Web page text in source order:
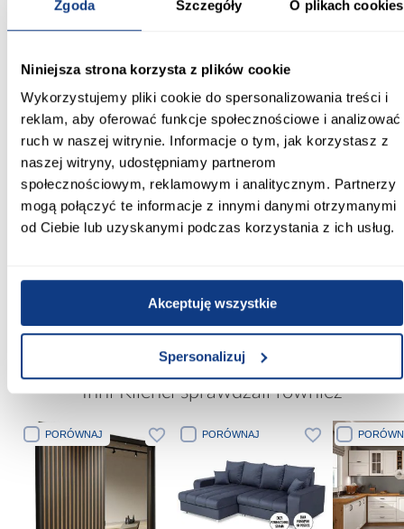
Zgoda Szczegóły O plikach cookies
Niniejsza strona korzysta z plików cookie
Wykorzystujemy pliki cookie do spersonalizowania treści i
reklam, aby oferować funkcje społecznościowe i analizować
ruch w naszej witrynie. Informacje o tym, jak korzystasz z
naszej witryny, udostępniamy partnerom
społecznościowym, reklamowym i analitycznym. Partnerzy
mogą połączyć te informacje z innymi danymi otrzymanymi
od Ciebie lub uzyskanymi podczas korzystania z ich usług.
Akceptuję wszystkie
Spersonalizuj
Wybarwienie:
Kolekcja:
Lexi
Ilość drzwi:
nie dotyczy
Ilość szuflad:
2-szuflady
Inni Klienci sprawdzali również
PORÓWNAJ PORÓWNAJ